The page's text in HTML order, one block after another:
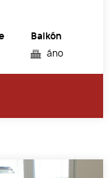
Balkón
áno